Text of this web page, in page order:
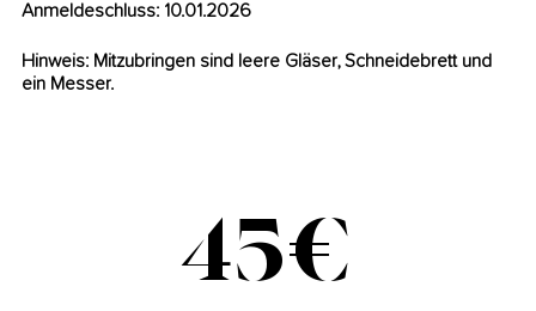
Anmeldeschluss: 10.01.2026
Hinweis: Mitzubringen sind leere Gläser, Schneidebrett und
ein Messer.
45€